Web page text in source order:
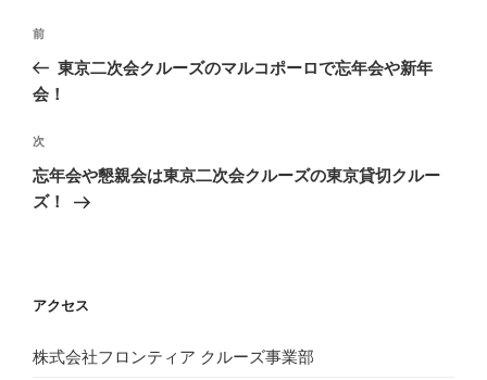
投
ナ
ゲ
ー
シ
前
の
投
前
東京二次会クルーズのマルコポーロで忘年会や新年
会！
次
の
投
次
忘年会や懇親会は東京二次会クルーズの東京貸切クルー
ズ！
アクセス
株式会社フロンティア クルーズ事業部